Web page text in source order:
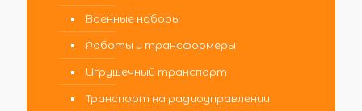
Военные наборы
Роботы и трансформеры
Игрушечный транспорт
Транспорт на радиоуправлении